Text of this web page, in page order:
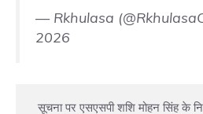
— Rkhulasa
2026